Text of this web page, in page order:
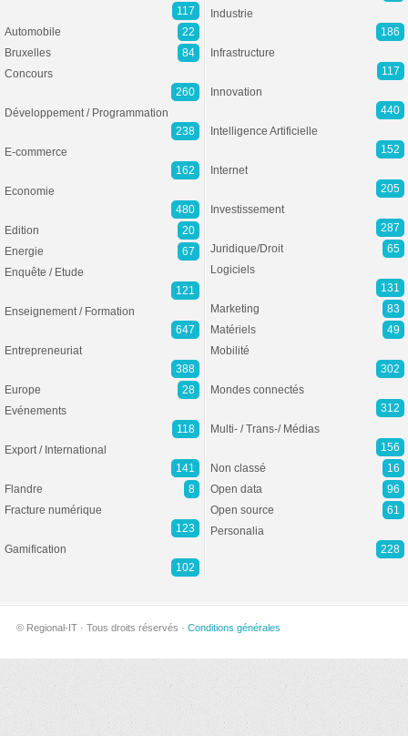
117
Automobile
22
Bruxelles
84
Concours
260
Développement / Programmation
238
E-commerce
162
Economie
480
Edition
20
Energie
67
Enquête / Etude
121
Enseignement / Formation
647
Entrepreneuriat
388
Europe
28
Evénements
118
Export / International
141
Flandre
8
Fracture numérique
123
Gamification
102
Industrie
186
Infrastructure
117
Innovation
440
Intelligence Artificielle
152
Internet
205
Investissement
287
Juridique/Droit
65
Logiciels
131
Marketing
83
Matériels
49
Mobilité
302
Mondes connectés
312
Multi- / Trans-/ Médias
156
Non classé
16
Open data
96
Open source
61
Personalia
228
© Regional-IT · Tous droits réservés · Conditions générales